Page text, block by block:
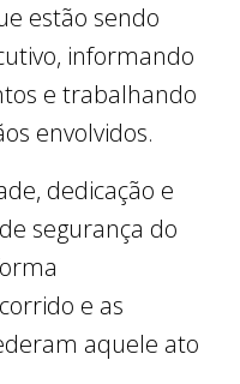
estão sendo
informando
e trabalhando
envolvidos.
dedicação e
segurança do
e as
aquele ato